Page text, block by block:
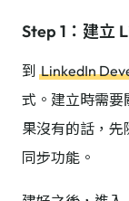
Step 1：建立
到 LinkedIn
式。建立時需
果沒有的話，
同步功能。